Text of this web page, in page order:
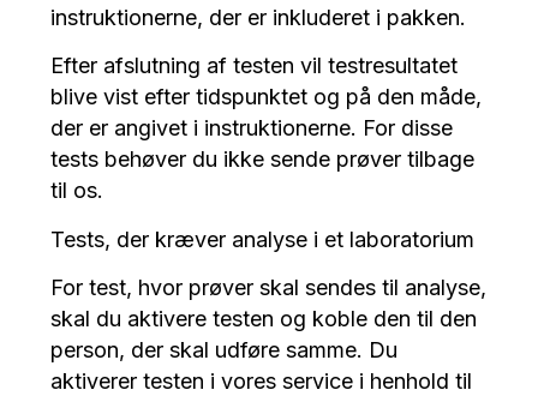
instruktionerne, der er inkluderet i pakken.
Efter afslutning af testen vil testresultatet
blive vist efter tidspunktet og på den måde,
der er angivet i instruktionerne. For disse
tests behøver du ikke sende prøver tilbage
til os.
Tests, der kræver analyse i et laboratorium
For test, hvor prøver skal sendes til analyse,
skal du aktivere testen og koble den til den
person, der skal udføre samme. Du
aktiverer testen i vores service i henhold til